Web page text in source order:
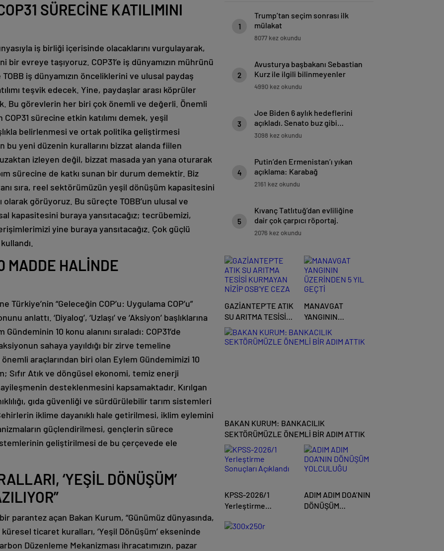
SÜRECİNE KATILIMINI
iş birliği içerisinde olacaklarını vurgulayarak,
evreye taşıyoruz. COP31’e iş dünyamızın mührünü
iş dünyamızın önceliklerini ve ulusal paydaş
teşvik edecek. Yine, paydaşlar arası köprüler
Bu görevlerin her biri çok önemli ve değerli. Önemli
sürecine etkin katılımı demek, yeşil
belirlenmesi ve ortak politika geliştirmesi
bu yeni düzenin kurallarını bizzat alanda fiilen
izleyen değil, bizzat masada yan yana oturarak
sürecine de katkı sunan bir durum demektir. Biz
sıra, reel sektörümüzün yeşil dönüşüm kapasitesini
görüyoruz. Bu süreçte TOBB’un ulusal ve
kapasitesini buraya yansıtacağız; tecrübemizi,
yine buraya yansıtacağız. Çok güçlü
MADDE HALİNDE
“Geleceğin COP’u: Uygulama COP’u”
anlattı. ‘Diyalog’, ‘Uzlaşı’ ve ‘Aksiyon’ başlıklarına
10 konu alanını sıraladı: COP31’de
sahaya yayıldığı bir zirve temeline
araçlarından biri olan Eylem Gündemimizi 10
Sıfır Atık ve döngüsel ekonomi, temiz enerji
desteklenmesini kapsamaktadır. Kırılgan
gıda güvenliği ve sürdürülebilir tarım sistemleri
iklime dayanıklı hale getirilmesi, iklim eylemini
güçlendirilmesi, gençlerin sürece
sistemlerinin geliştirilmesi de bu çerçevede ele
‘YEŞİL DÖNÜŞÜM’
parantez açan Bakan Kurum, “Günümüz dünyasında,
ticaret kuralları, ‘Yeşil Dönüşüm’ ekseninde
Düzenleme Mekanizması ihracatımızın, pazar
1
Trump’tan seçim sonrası ilk
mülakat
8077 kez okundu
2
Avusturya başbakanı Sebastian
Kurz ile ilgili bilinmeyenler
4990 kez okundu
3
Joe Biden 6 aylık hedeflerini
açıkladı. Senato buz gibi…
3098 kez okundu
4
Putin’den Ermenistan’ı yıkan
açıklama: Karabağ
Azerbaycan’ın ayrılmaz bir
2161 kez okundu
5
Kıvanç Tatlıtuğ’dan evliliğine
dair çok çarpıcı röportaj.
2076 kez okundu
GAZİANTEP’TE ATIK
SU ARITMA TESİSİ
KURMAYAN NİZİP
OSB’YE CEZA
MANAVGAT
YANGININ
ÜZERİNDEN 5 YIL
GEÇTİ
BAKAN KURUM: BANKACILIK
SEKTÖRÜMÜZLE ÖNEMLİ BİR ADIM ATTIK
KPSS-2026/1
Yerleştirme
ADIM ADIM DOA’NIN
DÖNÜŞÜM